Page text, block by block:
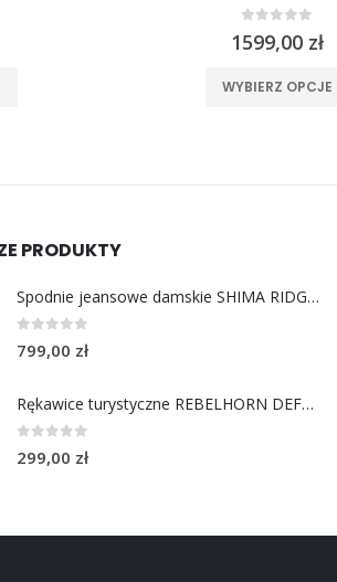
out of 5
1599,00 zł
WYBIERZ OPCJE
PRODUKTY
Spodnie jeansowe damskie SHIMA RIDGE LADY blue
out of 5
799,00 zł
Rękawice turystyczne REBELHORN DEFENDER black yellow fluo
out of 5
299,00 zł